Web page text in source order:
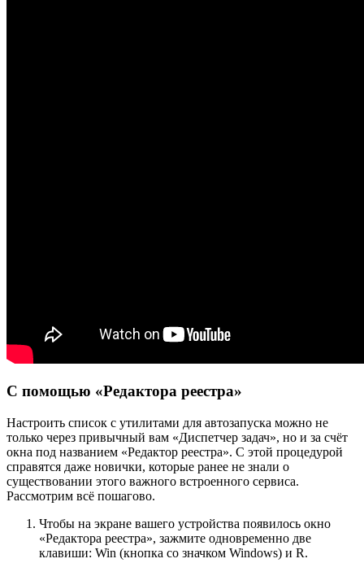
С помощью «Редактора реестра»
Настроить список с утилитами для автозапуска можно не
только через привычный вам «Диспетчер задач», но и за счёт
окна под названием «Редактор реестра». С этой процедурой
справятся даже новички, которые ранее не знали о
существовании этого важного встроенного сервиса.
Рассмотрим всё пошагово.
Чтобы на экране вашего устройства появилось окно
«Редактора реестра», зажмите одновременно две
клавиши: Win (кнопка со значком Windows) и R.